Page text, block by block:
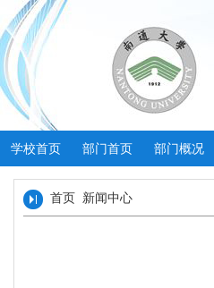
学校首页 部门首页 部门概况
首页 新闻中心